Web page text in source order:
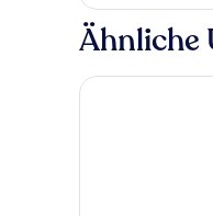
Ähnliche
Hotel Wittorf